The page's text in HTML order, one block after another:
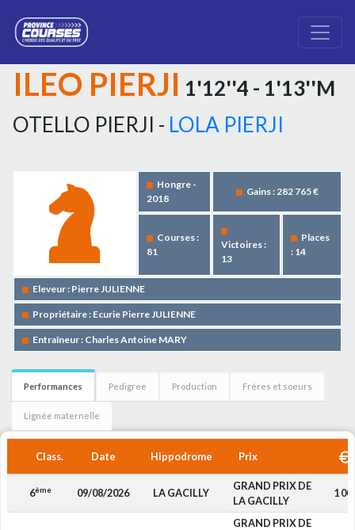
ILEO PIERJI 1'12''4 - 1'13''M
OTELLO PIERJI - LOLA PIERJI
Hongre -
2018
Gains : 282 765 €
Courses :
81
Victoires :
13
Places
: 14
Eleveur : Pierre JULIENNE
Propriétaire : Ecurie Pierre JULIENNE
Entraîneur : Charles Antoine MARY
Performances Pedigree Production Frères et soeurs
Lignée maternelle
Class. Date Hippodrome Prix
6ème 09/08/2026 LA GACILLY
GRAND PRIX DE
LA GACILLY
1
GRAND PRIX DE